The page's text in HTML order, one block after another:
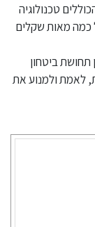
טכנולוגיה
כמה מאות שקלים
שההבדל בין תחושת ביטחון
לאמת ולמנוע את